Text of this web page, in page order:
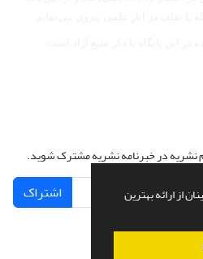
از ارائه بهترین
نشریه در خبرنامه نشریه مشترک شوید.
اشتراک